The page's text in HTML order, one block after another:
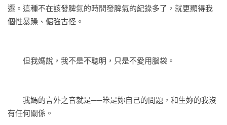
遷。這種不在該發脾氣的時間發脾氣的紀錄多了，就更顯得我
個性暴躁、倔強古怪。
但我媽說，我不是不聰明，只是不愛用腦袋。
我媽的言外之音就是──笨是妳自己的問題，和生妳的我沒
有任何關係。